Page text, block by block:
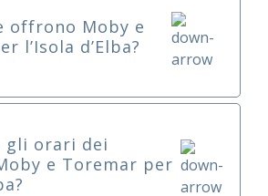
offrono Moby e
l’Isola d’Elba?
gli orari dei
e Toremar per